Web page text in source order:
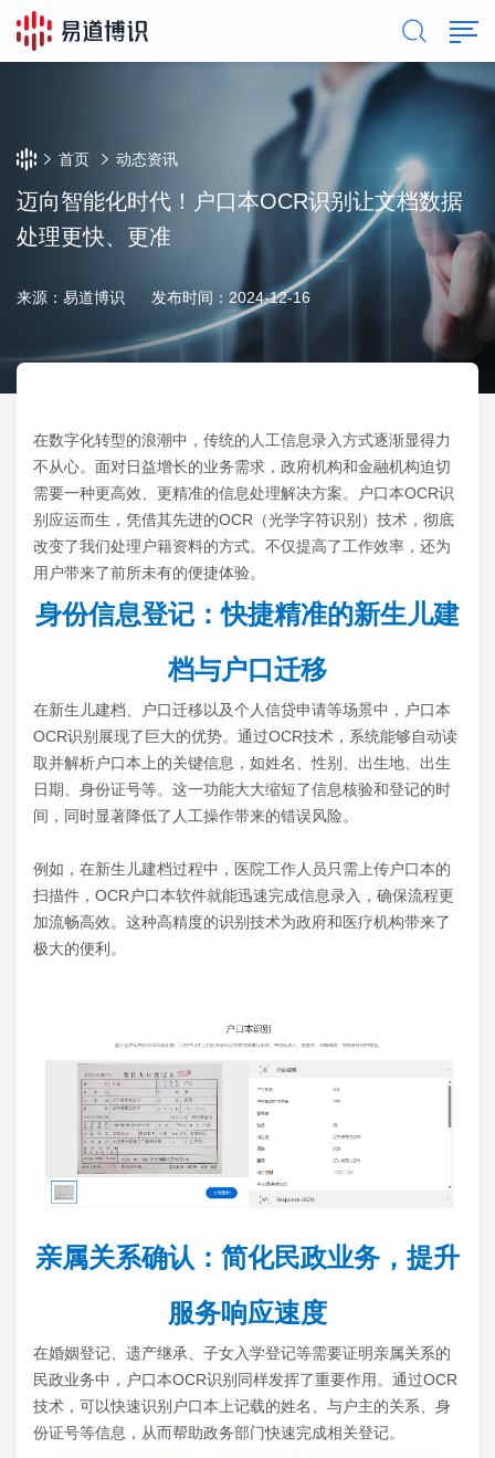
首页 动态资讯
迈向智能化时代！户口本OCR识别让文档数据
处理更快、更准
来源：易道博识 发布时间：2024-12-16
在数字化转型的浪潮中，传统的人工信息录入方式逐渐显得力
不从心。面对日益增长的业务需求，政府机构和金融机构迫切
需要一种更高效、更精准的信息处理解决方案。户口本OCR识
别应运而生，凭借其先进的OCR（光学字符识别）技术，彻底
改变了我们处理户籍资料的方式。不仅提高了工作效率，还为
用户带来了前所未有的便捷体验。
身份信息登记：快捷精准的新生儿建
档与户口迁移
在新生儿建档、户口迁移以及个人信贷申请等场景中，户口本
OCR识别展现了巨大的优势。通过OCR技术，系统能够自动读
取并解析户口本上的关键信息，如姓名、性别、出生地、出生
日期、身份证号等。这一功能大大缩短了信息核验和登记的时
间，同时显著降低了人工操作带来的错误风险。
例如，在新生儿建档过程中，医院工作人员只需上传户口本的
扫描件，OCR户口本软件就能迅速完成信息录入，确保流程更
加流畅高效。这种高精度的识别技术为政府和医疗机构带来了
极大的便利。
亲属关系确认：简化民政业务，提升
服务响应速度
在婚姻登记、遗产继承、子女入学登记等需要证明亲属关系的
民政业务中，户口本OCR识别同样发挥了重要作用。通过OCR
技术，可以快速识别户口本上记载的姓名、与户主的关系、身
份证号等信息，从而帮助政务部门快速完成相关登记。